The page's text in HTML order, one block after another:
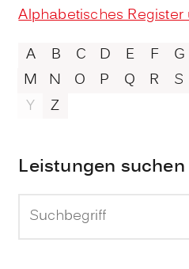
Alphabetisches
A
B C D E F G
M
N O P Q R S
Y
Z
Leistungen suchen